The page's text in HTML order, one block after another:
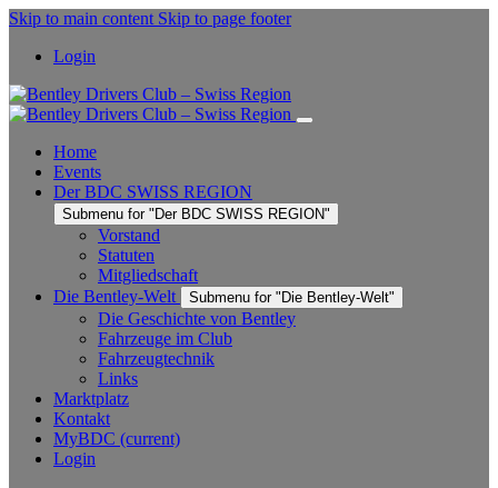
Skip to main content Skip to page footer
Login
Home
Events
Der BDC SWISS REGION
Submenu for "Der BDC SWISS REGION"
Vorstand
Statuten
Mitgliedschaft
Die Bentley-Welt
Submenu for "Die Bentley-Welt"
Die Geschichte von Bentley
Fahrzeuge im Club
Fahrzeugtechnik
Links
Marktplatz
Kontakt
MyBDC (current)
Login